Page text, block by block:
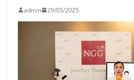
admin 29/05/2025